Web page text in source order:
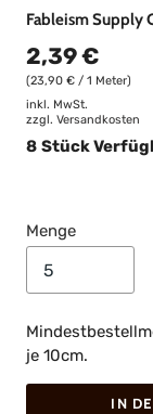
Fableism Supply
2,39 €
(23,90 € / 1 Meter)
inkl. MwSt.
zzgl. Versandkosten
8 Stück
Menge
je 10cm.
IN